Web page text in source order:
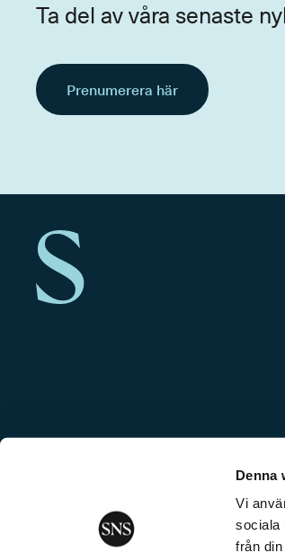
Denna
Vi
sociala
från
Ta del av våra senaste
Prenumerera här